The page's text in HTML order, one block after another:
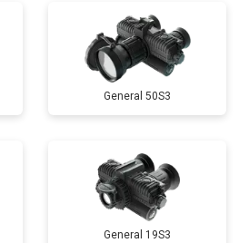
General 50S3
General 19S3